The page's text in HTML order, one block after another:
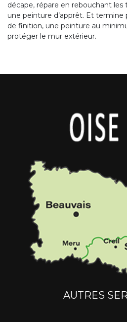
décape, répare en rebouchant les
une peinture d’apprêt. Et termine
de finition, une peinture au
protéger le mur extérieur.
AUTRES